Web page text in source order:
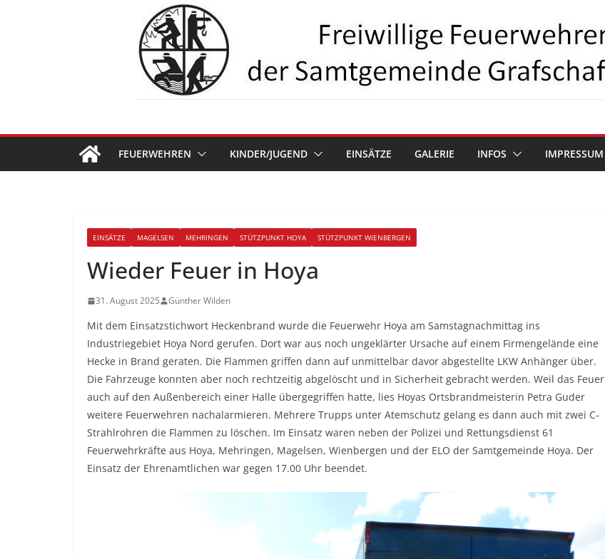
FEUERWEHREN KINDER/JUGEND EINSÄTZE GALERIE INFOS IMPRESSUM
EINSÄTZE MAGELSEN MEHRINGEN STÜTZPUNKT HOYA STÜTZPUNKT WIENBERGEN
Wieder Feuer in Hoya
31. August 2025 Günther Wilden
Mit dem Einsatzstichwort Heckenbrand wurde die Feuerwehr Hoya am Samstagnachmittag ins
Industriegebiet Hoya Nord gerufen. Dort war aus noch ungeklärter Ursache auf einem Firmengelände eine
Hecke in Brand geraten. Die Flammen griffen dann auf unmittelbar davor abgestellte LKW Anhänger über.
Die Fahrzeuge konnten aber noch rechtzeitig abgelöscht und in Sicherheit gebracht werden. Weil das Feuer
auch auf den Außenbereich einer Halle übergegriffen hatte, lies Hoyas Ortsbrandmeisterin Petra Guder
weitere Feuerwehren nachalarmieren. Mehrere Trupps unter Atemschutz gelang es dann auch mit zwei C-
Strahlrohren die Flammen zu löschen. Im Einsatz waren neben der Polizei und Rettungsdienst 61
Feuerwehrkräfte aus Hoya, Mehringen, Magelsen, Wienbergen und der ELO der Samtgemeinde Hoya. Der
Einsatz der Ehrenamtlichen war gegen 17.00 Uhr beendet.